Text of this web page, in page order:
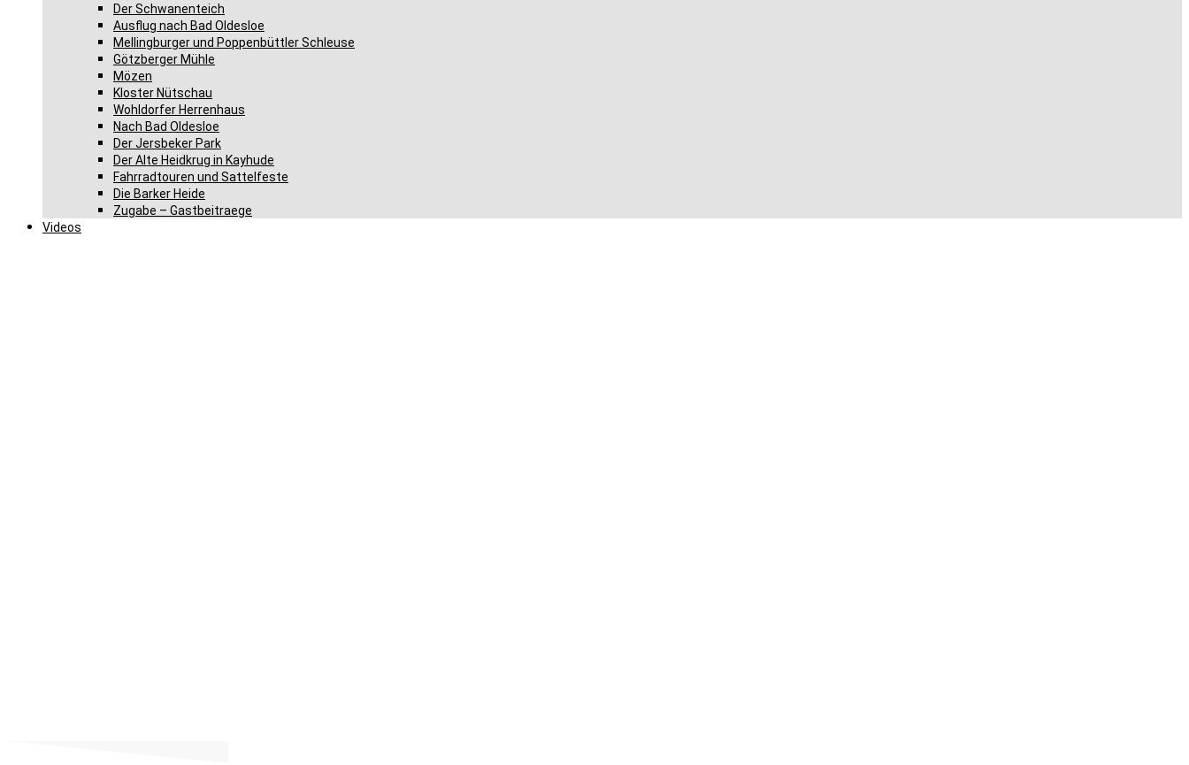
Der Schwanenteich
Ausflug nach Bad Oldesloe
Mellingburger und Poppenbüttler Schleuse
Götzberger Mühle
Mözen
Kloster Nütschau
Wohldorfer Herrenhaus
Nach Bad Oldesloe
Der Jersbeker Park
Der Alte Heidkrug in Kayhude
Fahrradtouren und Sattelfeste
Die Barker Heide
Zugabe – Gastbeitraege
Videos